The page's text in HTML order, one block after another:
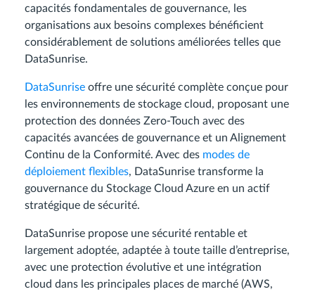
capacités fondamentales de gouvernance, les
organisations aux besoins complexes bénéficient
considérablement de solutions améliorées telles que
DataSunrise.
DataSunrise offre une sécurité complète conçue pour
les environnements de stockage cloud, proposant une
protection des données Zero-Touch avec des
capacités avancées de gouvernance et un Alignement
Continu de la Conformité. Avec des modes de
déploiement flexibles, DataSunrise transforme la
gouvernance du Stockage Cloud Azure en un actif
stratégique de sécurité.
DataSunrise propose une sécurité rentable et
largement adoptée, adaptée à toute taille d’entreprise,
avec une protection évolutive et une intégration
cloud dans les principales places de marché (AWS,